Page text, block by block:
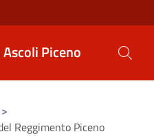
Piceno
>
Reggimento Piceno